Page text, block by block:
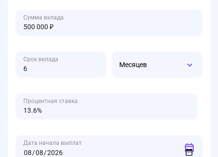
Сумма вклада
Срок вклада
Месяцев
Процентная ставка
Дата начала выплат